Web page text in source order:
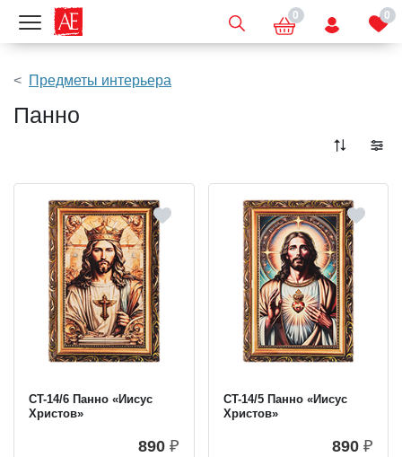
Показать меню 0 0
Предметы интерьера
Панно
CT-14/6 Панно «Иисус
Христов»
890 ₽
CT-14/5 Панно «Иисус
Христов»
890 ₽